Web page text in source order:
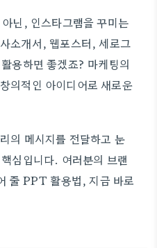
닌, 인스타그램을 꾸미는
소개서, 웹포스터, 세로그
용하면 좋겠죠? 마케팅의
의적인 아이디어로 새로운
의 메시지를 전달하고 눈
심입니다. 여러분의 브랜
줄 PPT 활용법, 지금 바로